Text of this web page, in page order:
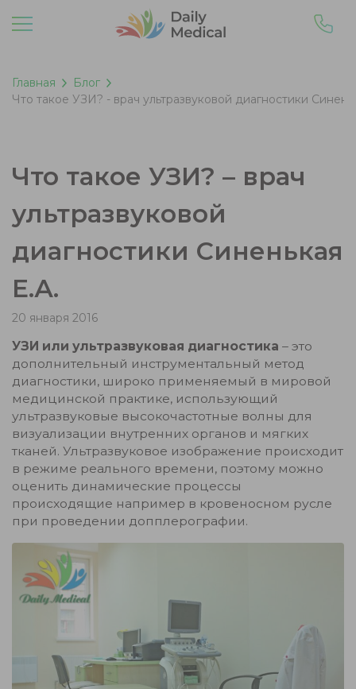
Главная
Блог
Что такое УЗИ? - врач ультразвуковой диагностики
Что такое УЗИ? – врач
ультразвуковой
диагностики Синенькая
Е.А.
20 января 2016
УЗИ или ультразвуковая диагностика – это
дополнительный инструментальный метод
диагностики, широко применяемый в мировой
медицинской практике, использующий
ультразвуковые высокочастотные волны для
визуализации внутренних органов и мягких
тканей. Ультразвуковое изображение происходит
в режиме реального времени, поэтому можно
оценить динамические процессы
происходящие например в кровеносном русле
при проведении допплерографии.